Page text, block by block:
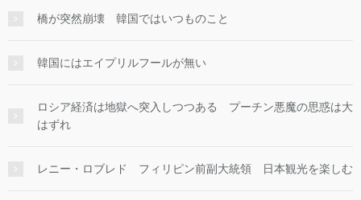
橋が突然崩壊 韓国ではいつものこと
韓国にはエイプリルフールが無い
ロシア経済は地獄へ突入しつつある プーチン悪魔の思惑は大
はずれ
レニー・ロブレド フィリピン前副大統領 日本観光を楽しむ